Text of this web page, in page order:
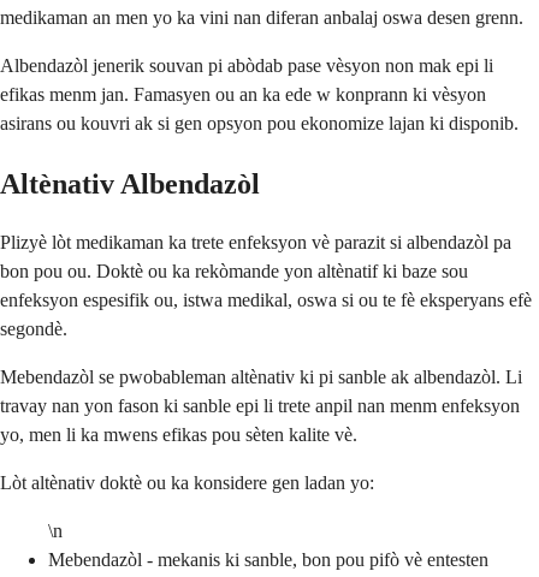
medikaman an men yo ka vini nan diferan anbalaj oswa desen grenn.
Albendazòl jenerik souvan pi abòdab pase vèsyon non mak epi li
efikas menm jan. Famasyen ou an ka ede w konprann ki vèsyon
asirans ou kouvri ak si gen opsyon pou ekonomize lajan ki disponib.
Altènativ Albendazòl
Plizyè lòt medikaman ka trete enfeksyon vè parazit si albendazòl pa
bon pou ou. Doktè ou ka rekòmande yon altènatif ki baze sou
enfeksyon espesifik ou, istwa medikal, oswa si ou te fè eksperyans efè
segondè.
Mebendazòl se pwobableman altènativ ki pi sanble ak albendazòl. Li
travay nan yon fason ki sanble epi li trete anpil nan menm enfeksyon
yo, men li ka mwens efikas pou sèten kalite vè.
Lòt altènativ doktè ou ka konsidere gen ladan yo:
\n
Mebendazòl - mekanis ki sanble, bon pou pifò vè entesten